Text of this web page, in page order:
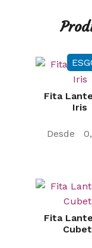
Fita
Iris
Desde
Fita